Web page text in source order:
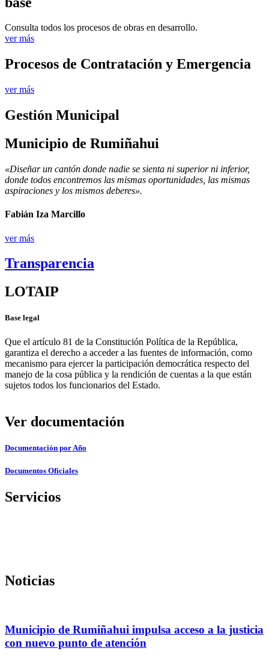
Consulta todos los procesos de obras en desarrollo.
ver más
Procesos de Contratación y Emergencia
ver más
Gestión Municipal
Municipio de Rumiñahui
«Diseñar un cantón donde nadie se sienta ni superior ni inferior,
donde todos encontremos las mismas oportunidades, las mismas
aspiraciones y los mismos deberes».
Fabián Iza Marcillo
ver más
Transparencia
LOTAIP
Base legal
Que el artículo 81 de la Constitución Política de la República,
garantiza el derecho a acceder a las fuentes de información, como
mecanismo para ejercer la participación democrática respecto del
manejo de la cosa pública y la rendición de cuentas a la que están
sujetos todos los funcionarios del Estado.
Ver documentación
Documentación por Año
Documentos Oficiales
Servicios
Noticias
Municipio de Rumiñahui impulsa acceso a la justicia
con nuevo punto de atención